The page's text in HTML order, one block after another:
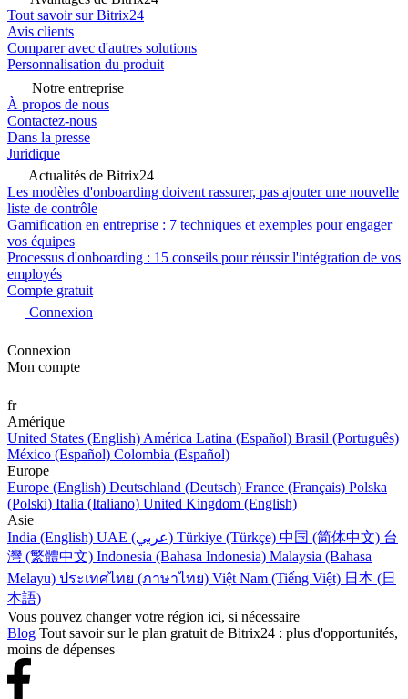
Tout savoir sur Bitrix24
Avis clients
Comparer avec d'autres solutions
Personnalisation du produit
Notre entreprise
À propos de nous
Contactez-nous
Dans la presse
Juridique
Actualités de Bitrix24
Les modèles d'onboarding doivent rassurer, pas ajouter une nouvelle
liste de contrôle
Gamification en entreprise : 7 techniques et exemples pour engager
vos équipes
Processus d'onboarding : 15 conseils pour réussir l'intégration de vos
employés
Compte gratuit
Connexion
Connexion
Mon compte
fr
Amérique
United States (English) América Latina (Español) Brasil (Português)
México (Español) Colombia (Español)
Europe
Europe (English) Deutschland (Deutsch) France (Français) Polska
(Polski) Italia (Italiano) United Kingdom (English)
Asie
India (English)
UAE (عربي) Türkiye (Türkçe) 中国 (简体中文) 台
灣 (繁體中文) Indonesia (Bahasa Indonesia) Malaysia (Bahasa
Melayu) ประเทศไทย (ภาษาไทย) Việt Nam (Tiếng Việt) 日本 (日
本語)
Vous pouvez changer votre région ici, si nécessaire
Blog Tout savoir sur le plan gratuit de Bitrix24 : plus d'opportunités,
moins de dépenses